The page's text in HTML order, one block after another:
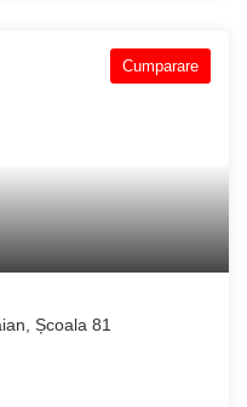
Cumparare
Școala 81